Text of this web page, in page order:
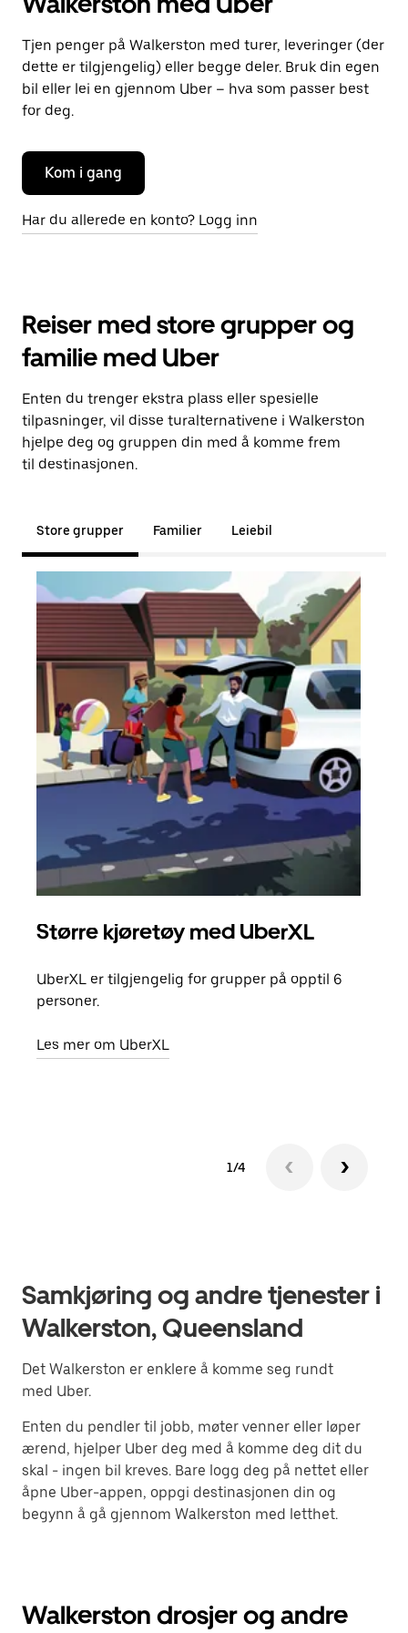
Tjen penger på Walkerston med turer, leveringer (der
dette er tilgjengelig) eller begge deler. Bruk din egen
bil eller lei en gjennom Uber – hva som passer best
for deg.
Kom i gang
Har du allerede en konto? Logg inn
Reiser med store grupper og
familie med Uber
Enten du trenger ekstra plass eller spesielle
tilpasninger, vil disse turalternativene i Walkerston
hjelpe deg og gruppen din med å komme frem
til destinasjonen.
Store grupper Familier Leiebil
Større kjøretøy med UberXL
UberXL er tilgjengelig for grupper på opptil 6
personer.
Les mer om UberXL
1/4
Samkjøring og andre tjenester i
Walkerston, Queensland
Det Walkerston er enklere å komme seg rundt
med Uber.
Enten du pendler til jobb, møter venner eller løper
ærend, hjelper Uber deg med å komme deg dit du
skal - ingen bil kreves. Bare logg deg på nettet eller
åpne Uber-appen, oppgi destinasjonen din og
begynn å gå gjennom Walkerston med letthet.
Walkerston drosjer og andre